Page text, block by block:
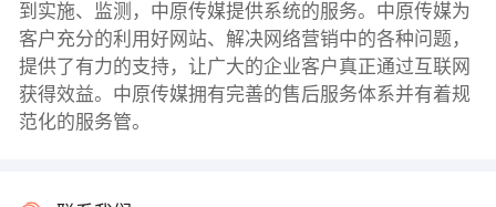
到实施、监测，中原传媒提供系统的服务。中原传媒为
客户充分的利用好网站、解决网络营销中的各种问题，
提供了有力的支持，让广大的企业客户真正通过互联网
获得效益。中原传媒拥有完善的售后服务体系并有着规
范化的服务管。